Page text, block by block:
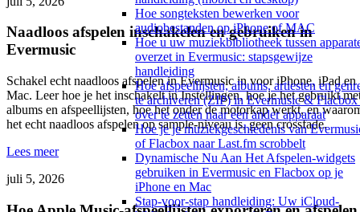
Hoe songteksten bewerken voor
audiobestanden op iPhone of MAC
Hoe u uw muziekbibliotheek tussen
overzet in Evermusic: stapsgewijze
handleiding
Hoe afspeellijsten, albums, artiesten en
te archiveren (ZIP) in Evermusic & Flacbox
over te zetten naar een ander apparaat
Hoe je je muziekgeschiedenis van
of Flacbox naar Last.fm scrobbelt
Dynamische Nu Aan Het Afspelen-widgets
gebruiken in Evermusic en Flacbox op je
iPhone en Mac
Stap-voor-stap handleiding: Uw iCloud-
Naadloos afspelen inschakelen en gebruiken in
Evermusic
Schakel echt naadloos afspelen in Evermusic in voor iPhone, iPad en
Mac. Leer hoe je het inschakelt in Instellingen, hoe je het gebruikt
albums en afspeellijsten, hoe het onder de motorkap werkt, en
het echt naadloos afspelen op sample-niveau is, geen crossfade.
Lees meer
juli 5, 2026